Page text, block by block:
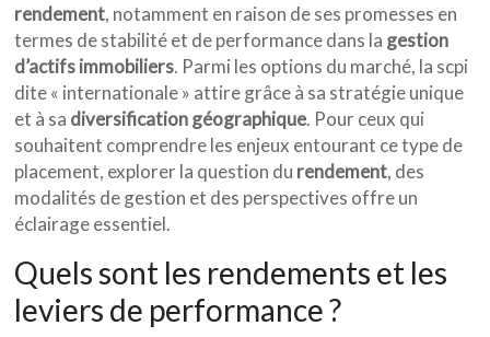
rendement, notamment en raison de ses promesses en
termes de stabilité et de performance dans la gestion
d’actifs immobiliers. Parmi les options du marché, la scpi
dite « internationale » attire grâce à sa stratégie unique
et à sa diversification géographique. Pour ceux qui
souhaitent comprendre les enjeux entourant ce type de
placement, explorer la question du rendement, des
modalités de gestion et des perspectives offre un
éclairage essentiel.
Quels sont les rendements et les
leviers de performance ?